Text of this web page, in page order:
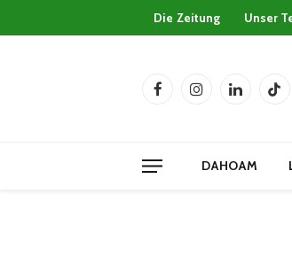
Die Zeitung Unser
FacebookInstagramLinkedIn
DAHOAM